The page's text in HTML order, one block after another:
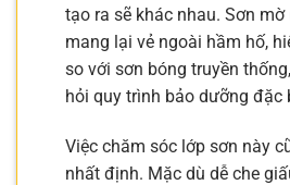
tạo ra sẽ khác nhau. Sơn
mang lại vẻ ngoài hầm hố,
so với sơn bóng truyền
hỏi quy trình bảo dưỡng đặc
Việc chăm sóc lớp sơn này
nhất định. Mặc dù dễ che